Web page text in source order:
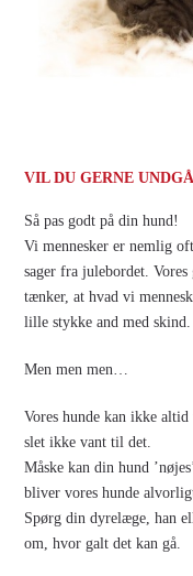
VIL DU GERNE
Så pas godt på din hund!
Vi mennesker er nemlig
sager fra julebordet.
tænker, at hvad vi
lille stykke and med
Men men men…
Vores hunde kan ikke
slet ikke vant til det.
Måske kan din hund
bliver vores hunde
Spørg din dyrelæge, han
om, hvor galt det kan gå.